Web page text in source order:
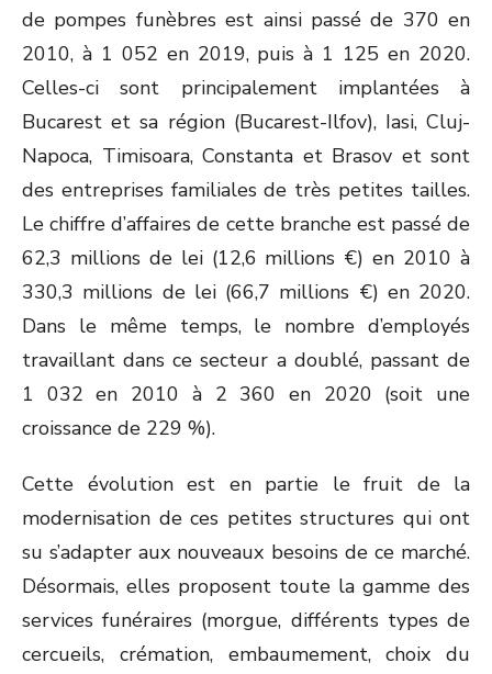
de pompes funèbres est ainsi passé de 370 en
2010, à 1 052 en 2019, puis à 1 125 en 2020.
Celles-ci sont principalement implantées à
Bucarest et sa région (Bucarest-Ilfov), Iasi, Cluj-
Napoca, Timisoara, Constanta et Brasov et sont
des entreprises familiales de très petites tailles.
Le chiffre d’affaires de cette branche est passé de
62,3 millions de lei (12,6 millions €) en 2010 à
330,3 millions de lei (66,7 millions €) en 2020.
Dans le même temps, le nombre d’employés
travaillant dans ce secteur a doublé, passant de
1 032 en 2010 à 2 360 en 2020 (soit une
croissance de 229 %).
Cette évolution est en partie le fruit de la
modernisation de ces petites structures qui ont
su s’adapter aux nouveaux besoins de ce marché.
Désormais, elles proposent toute la gamme des
services funéraires (morgue, différents types de
cercueils, crémation, embaumement, choix du